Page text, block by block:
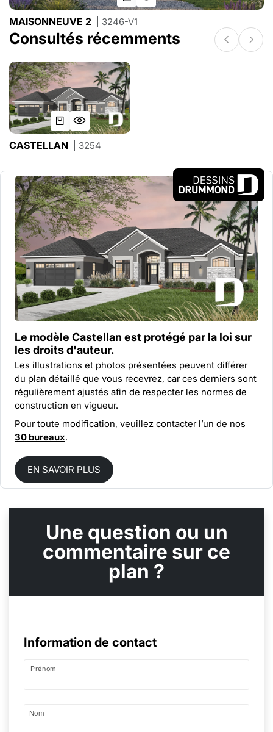
MAISONNEUVE 2 | 3246-V1
Consultés récemments
CASTELLAN | 3254
Le modèle Castellan est protégé par la loi sur
les droits d'auteur.
Les illustrations et photos présentées peuvent différer
du plan détaillé que vous recevrez, car ces derniers sont
régulièrement ajustés afin de respecter les normes de
construction en vigueur.
Pour toute modification, veuillez contacter l’un de nos
30 bureaux.
EN SAVOIR PLUS
Une question ou un
commentaire sur ce
plan ?
Information de contact
Prénom
Nom